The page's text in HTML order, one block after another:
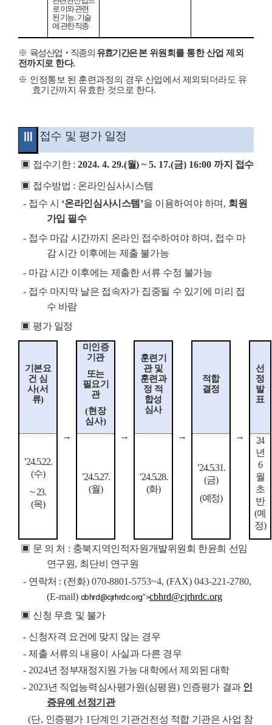
로 이와 관련
된 기능․ 기술
에 관한 직종
※ 육성산업 ‧ 직종의 유효기간은본 위원회를 통한 산업 제외
전까지로 한다.
※ 인정통보 된 훈련과정의 경우 산업에서 제외되더라도 유
효기간까지 유효한 것으로 한다.
Ⅲ 접수 및 평가 일정
▣ 접수기한 : 2024. 4. 29.(월) ~ 5. 17.(금) 16:00 까지 접수
▣ 접수방법 : 온라인심사시스템
- 접수 시 ‘온라인심사시스템 ’을 이용하여야 하며 , 회원
가입 필수
- 접수 마감 시간까지 온라인 접수하여야 하며 , 접수 마
감 시간 이후에는 제출 불가능
- 마감 시간 이후에는 제출한 서류 수정 불가능
- 접수 마지막 날은 접속자가 집중될 수 있기에 미리 접
수 바람
▣ 평가 일정
기본요
건 심
사(서
류)
→
미인증
기관
또는
필요기
관
(현장
심사)
→
훈련기
관 및
훈련과
정 적
합성
심사
→
적합
결정
→
선
정
발
표
’24.5.22.
(수)
~ 23.
(목)
’24.5.27.
(월)
’24.5.28.
(화)
’24.5.31.
(금)
(예정)
24
년
6
월
초
반
(예
정)
▣ 문 의 처 : 충북지역인적자원개발위원회 한윤희 선임
연구원, 최단비 연구원
- 연락처 : (전화) 070-8801-5753~4, (FAX) 043-221-2780,
(E-mail) cbhrd@cjrhrdc.org">cbhrd@cjrhrdc.org
▣ 신청 무효 및 불가
- 신청자격 요건에 맞지 않는 경우
- 제출 서류의 내용이 사실과 다른 경우
- 2024년 정부재정지원 가능 대학에서 제외된 대학
- 2023년 직업능력심사평가원(심평원) 인증평가 결과 인
증유예 선정기관
(단, 인증평가 1 단계인 기관건전성 적합 기관은 사업 참